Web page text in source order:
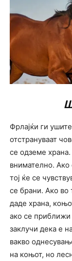
Фрлајќи ги
отстрануваат
се одземе
внимателно. Ако
тој ќе се
се брани. Ако во
даде храна,
ако се приближи
заклучи дека е
вакво
на коњот, но